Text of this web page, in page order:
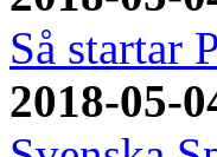
Så startar
2018-05-